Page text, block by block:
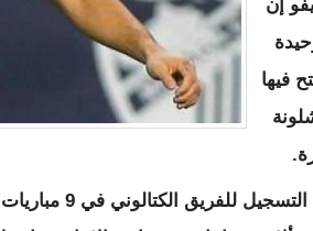
إن
فيها
وافتتح